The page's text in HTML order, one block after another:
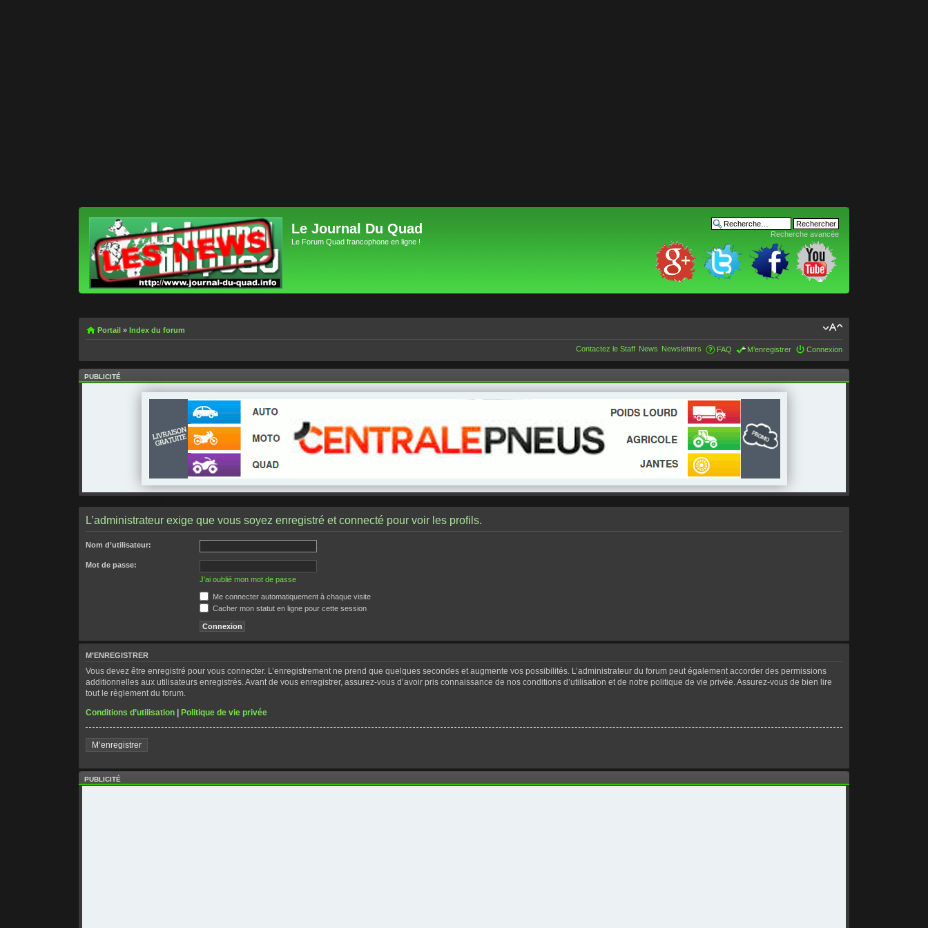
Le Journal Du Quad
Le Forum Quad francophone en ligne !
Recherche avancée
Portail »Index du forum
Contactez le Staff News Newsletters FAQ M’enregistrer Connexion
PUBLICITÉ
L’administrateur exige que vous soyez enregistré et connecté pour voir les profils.
Nom d’utilisateur:
Mot de passe:
J’ai oublié mon mot de passe
Me connecter automatiquement à chaque visite
Cacher mon statut en ligne pour cette session
M’ENREGISTRER
Vous devez être enregistré pour vous connecter. L’enregistrement ne prend que quelques secondes et augmente vos possibilités. L’administrateur du forum peut également accorder des permissions
additionnelles aux utilisateurs enregistrés. Avant de vous enregistrer, assurez-vous d’avoir pris connaissance de nos conditions d’utilisation et de notre politique de vie privée. Assurez-vous de bien lire
tout le règlement du forum.
Conditions d’utilisation
Politique de vie privée
M’enregistrer
PUBLICITÉ